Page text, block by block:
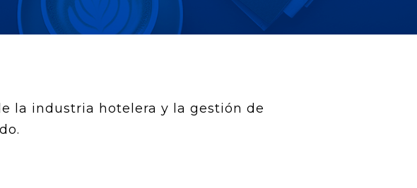
la industria hotelera y la gestión de